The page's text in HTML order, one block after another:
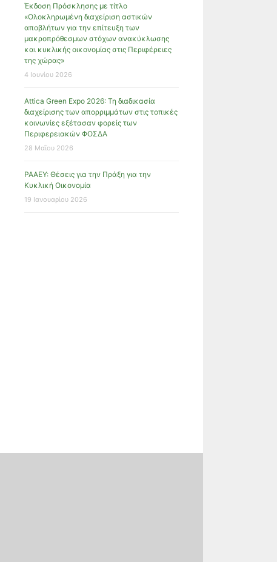
Έκδοση Πρόσκλησης με τίτλο
«Ολοκληρωμένη διαχείριση αστικών
αποβλήτων για την επίτευξη των
μακροπρόθεσμων στόχων ανακύκλωσης
και κυκλικής οικονομίας στις Περιφέρειες
της χώρας»
4 Ιουνίου 2026
Attica Green Expo 2026: Τη διαδικασία
διαχείρισης των απορριμμάτων στις τοπικές
κοινωνίες εξέτασαν φορείς των
Περιφερειακών ΦΟΣΔΑ
28 Μαΐου 2026
ΡΑΑΕΥ: Θέσεις για την Πράξη για την
Κυκλική Οικονομία
19 Ιανουαρίου 2026